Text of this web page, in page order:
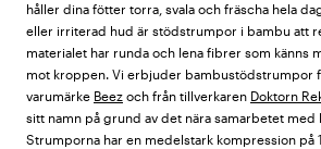
håller dina fötter torra, svala och fräscha hela
eller irriterad hud är stödstrumpor i bambu att
materialet har runda och lena fibrer som känns
mot kroppen. Vi erbjuder bambustödstrumpor
varumärke Beez och från tillverkaren Doktorn
sitt namn på grund av det nära samarbetet med
Strumporna har en medelstark kompression på